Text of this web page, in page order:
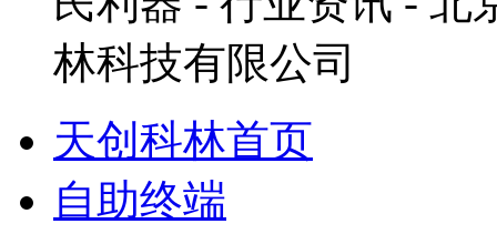
天创科林首页
自助终端